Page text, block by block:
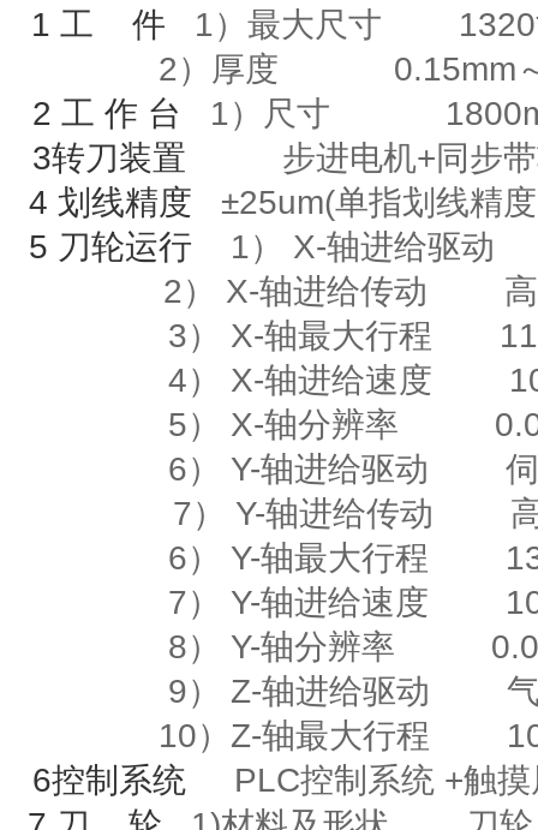
1 工 件 1）最大尺寸
2）厚度
0.15mm
2工作 台 1）尺寸
3转刀装置 步进电机+同步
4划线精度 ±25um(单指划线精
5 刀轮运行 1） X-轴进给驱动
2）
X-轴进给传动
3）
X-轴最大行程
4）
X-轴进给速度
5）
X-轴分辨率
6）
Y-轴进给驱动
7） Y-轴进给传动
6）
Y-轴最大行程
7）
Y-轴进给速度
8）
Y-轴分辨率
9）
Z-轴进给驱动
10） Z-轴最大行程
6控制系统 PLC控制系统 +触